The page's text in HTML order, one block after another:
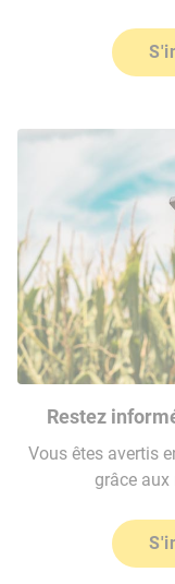
Restez
Vous êtes avertis
grâce